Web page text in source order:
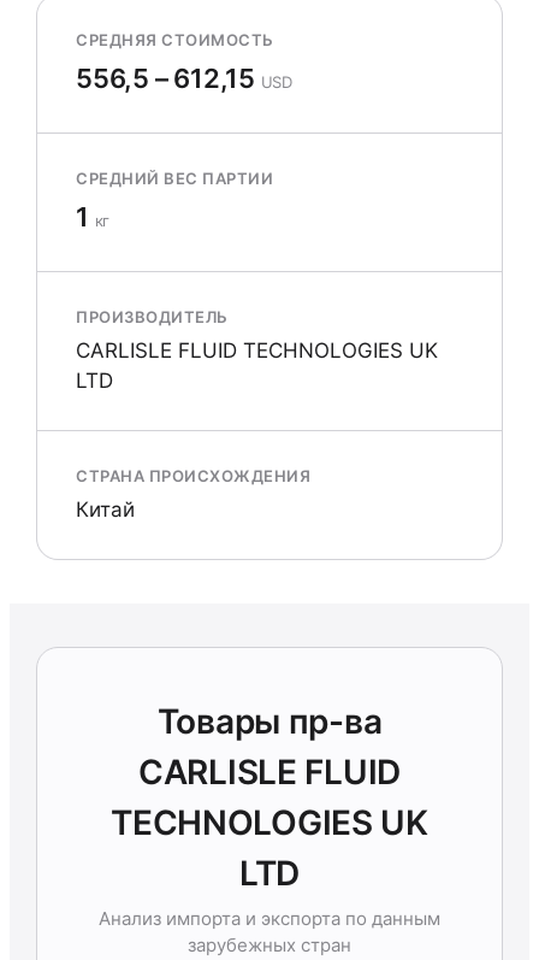
СРЕДНЯЯ СТОИМОСТЬ
556,5 – 612,15 USD
СРЕДНИЙ ВЕС ПАРТИИ
1 кг
ПРОИЗВОДИТЕЛЬ
CARLISLE FLUID TECHNOLOGIES UK
LTD
СТРАНА ПРОИСХОЖДЕНИЯ
Китай
Товары пр-ва
CARLISLE FLUID
TECHNOLOGIES UK
LTD
Анализ импорта и экспорта по данным
зарубежных стран